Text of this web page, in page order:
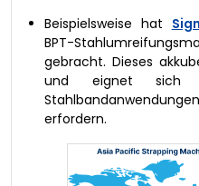
Beispielsweise hat
BPT-
gebracht. Dieses
und eignet sich
erfordern.